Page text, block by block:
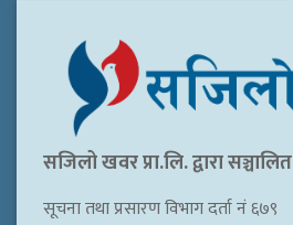
सजिलो खवर प्रा.लि. द्वारा सञ्चालित
सूचना तथा प्रसारण विभाग दर्ता नं ६७९